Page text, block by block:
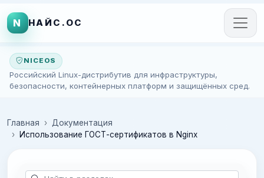
N НАЙС.ОС
NICEOS
Российский Linux-дистрибутив для инфраструктуры,
безопасности, контейнерных платформ и защищённых сред.
Главная
Документация
Использование ГОСТ-сертификатов в Nginx